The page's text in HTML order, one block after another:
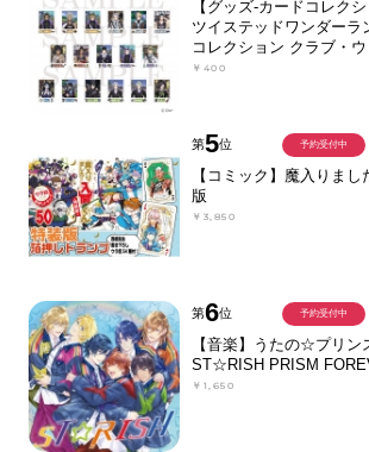
【グッズ-カードコレク
ツイステッドワンダーラ
コレクション クラブ・
￥400
第5位
【コミック】魔入りま
版
￥3,850
予約受付中
第6位
【音楽】うたの☆プリン
ST☆RISH PRISM
￥1,650
予約受付中